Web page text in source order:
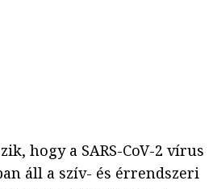
hogy a SARS-CoV-2 vírus
áll a szív- és érrendszeri